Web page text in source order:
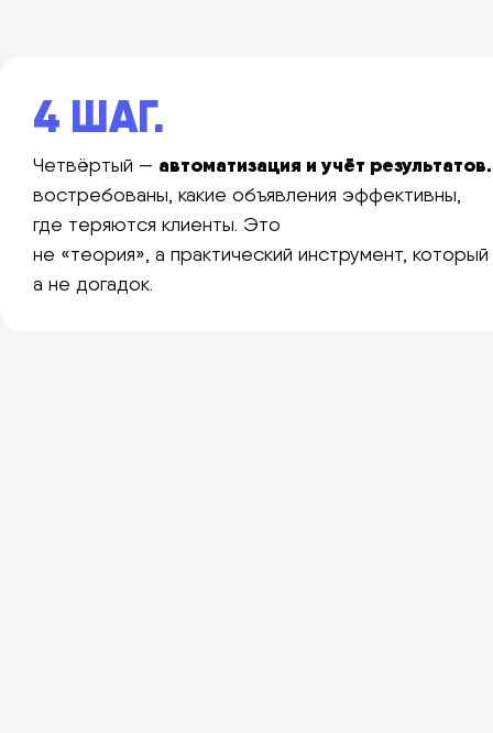
4 ШАГ.
Четвёртый — автоматизация и учёт результатов.
востребованы, какие объявления эффективны,
где теряются клиенты. Это
не «теория», а практический инструмент,
а не догадок.